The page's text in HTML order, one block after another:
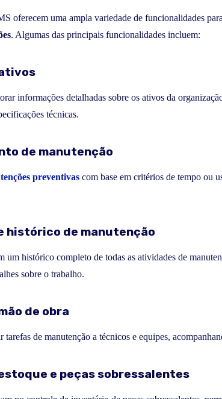
oferecem uma ampla variedade de funcionalidades
. Algumas das principais funcionalidades incluem:
informações detalhadas sobre os ativos da
técnicas.
de manutenção
preventivas com base em critérios de tempo ou
histórico de manutenção
um histórico completo de todas as atividades de
sobre o trabalho.
de obra
de manutenção a técnicos e equipes,
e peças sobressalentes